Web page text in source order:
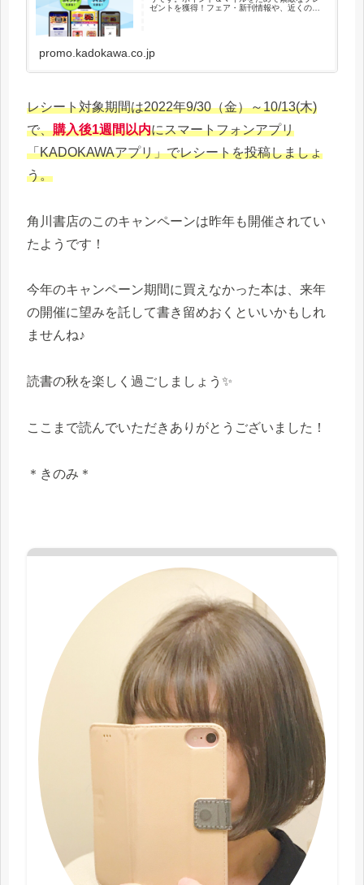
ゼントを獲得！フェア・新刊情報や、近くの書
promo.kadokawa.co.jp
レシート対象期間は2022年9/30（金）～10/13(木)
で、購入後1週間以内にスマートフォンアプリ
「KADOKAWAアプリ」でレシートを投稿しましょ
う。
角川書店のこのキャンペーンは昨年も開催されてい
たようです！
今年のキャンペーン期間に買えなかった本は、来年
の開催に望みを託して書き留めおくといいかもしれ
ませんね♪
読書の秋を楽しく過ごしましょう✨
ここまで読んでいただきありがとうございました！
＊きのみ＊